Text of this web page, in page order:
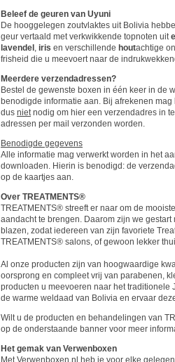
Beleef de geuren van Uyuni
De hooggelegen zoutvlaktes uit Bolivia
geur vertaald met verkwikkende topnoten uit
lavendel , iris en verschillende houtachtige
frisheid die u meevoert naar de
Meerdere verzendadressen?
Bestel de gewenste boxen in één keer in de
benodigde informatie aan. Bij afrekenen
dus nietnodig om hier een verzendadres in
adressen per mail verzonden worden.
Benodigde gegevens
Alle informatie mag verwerkt worden in het
downloaden. Hierin is benodigd: de
op de kaartjes aan.
Over TREATMENTS®
TREATMENTS® streeft er naar om de
aandacht te brengen. Daarom zijn we
blazen, zodat iedereen van zijn favoriete
TREATMENTS® salons, of gewoon lekker
Al onze producten zijn van hoogwaardige
oorsprong en compleet vrij van parabenen,
producten u meevoeren naar het
de warme weldaad van Bolivia en ervaar
Wilt u de producten en behandelingen van
op de onderstaande banner voor meer
Het gemak van Verwenboxen
Met Verwenboxen.nl heb je voor elke